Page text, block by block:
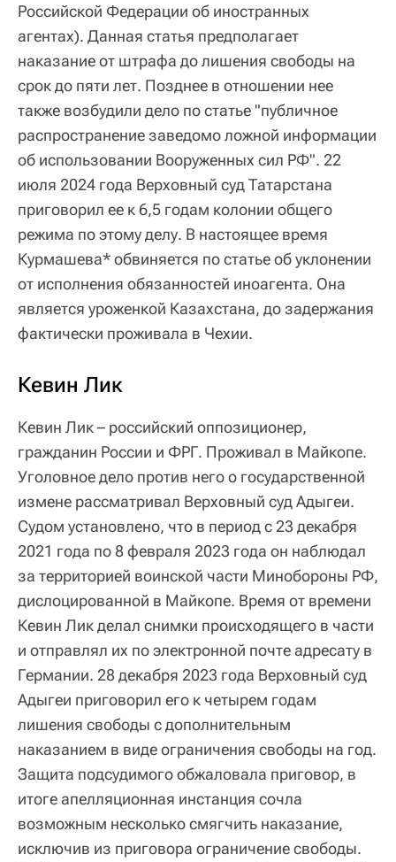
Российской Федерации об иностранных
агентах). Данная статья предполагает
наказание от штрафа до лишения свободы на
срок до пяти лет. Позднее в отношении нее
также возбудили дело по статье "публичное
распространение заведомо ложной информации
об использовании Вооруженных сил РФ". 22
июля 2024 года Верховный суд Татарстана
приговорил ее к 6,5 годам колонии общего
режима по этому делу. В настоящее время
Курмашева* обвиняется по статье об уклонении
от исполнения обязанностей иноагента. Она
является уроженкой Казахстана, до задержания
фактически проживала в Чехии.
Кевин Лик
Кевин Лик – российский оппозиционер,
гражданин России и ФРГ. Проживал в Майкопе.
Уголовное дело против него о государственной
измене рассматривал Верховный суд Адыгеи.
Судом установлено, что в период с 23 декабря
2021 года по 8 февраля 2023 года он наблюдал
за территорией воинской части Минобороны РФ,
дислоцированной в Майкопе. Время от времени
Кевин Лик делал снимки происходящего в части
и отправлял их по электронной почте адресату в
Германии. 28 декабря 2023 года Верховный суд
Адыгеи приговорил его к четырем годам
лишения свободы с дополнительным
наказанием в виде ограничения свободы на год.
Защита подсудимого обжаловала приговор, в
итоге апелляционная инстанция сочла
возможным несколько смягчить наказание,
исключив из приговора ограничение свободы.